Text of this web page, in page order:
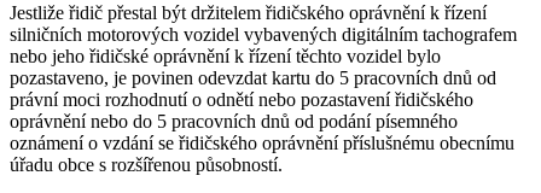
Jestliže řidič přestal být držitelem řidičského oprávnění k řízení
silničních motorových vozidel vybavených digitálním tachografem
nebo jeho řidičské oprávnění k řízení těchto vozidel bylo
pozastaveno, je povinen odevzdat kartu do 5 pracovních dnů od
právní moci rozhodnutí o odnětí nebo pozastavení řidičského
oprávnění nebo do 5 pracovních dnů od podání písemného
oznámení o vzdání se řidičského oprávnění příslušnému obecnímu
úřadu obce s rozšířenou působností.